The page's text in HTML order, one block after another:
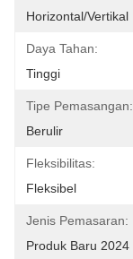
Horizontal/Vertikal
Daya Tahan:
Tinggi
Tipe Pemasangan:
Berulir
Fleksibilitas:
Fleksibel
Jenis Pemasaran:
Produk Baru 2024